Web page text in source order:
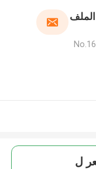
Betop Industrial Tools الملف
ل